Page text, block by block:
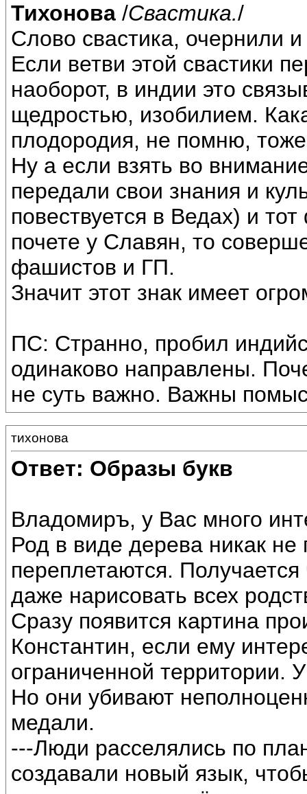
Тихонова /Свастика./
Слово свастика, очернили
Если ветви этой свастики
наоборот, в индии это
щедростью, изобилием.
плодородия, не помню,
Ну а если взять во
передали свои знания и
повествуется в Ведах) и
почете у Славян, то
фашистов и ГП.
Значит этот знак имеет
ПС: Странно, пробил
одинаково направлены.
не суть важно. Важны
тихонова
Ответ: Образы букв
Владомиръ, у Вас много
Род в виде дерева никак
переплетаются.
даже нарисовать всех
Сразу появится картина
Константин, если ему
ограниченной территории.
Но они убивают
медали.
---Люди расселялись по
создавали новый язык,